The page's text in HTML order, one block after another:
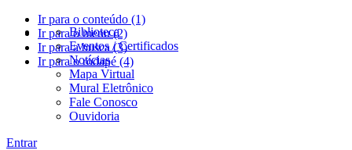
Ir para o conteúdo (1)
Ir para o menu (2)
Ir para a busca (3)
Ir para o rodapé (4)
Biblioteca
Eventos / Certificados
Notícias
Mapa Virtual
Mural Eletrônico
Fale Conosco
Ouvidoria
Entrar